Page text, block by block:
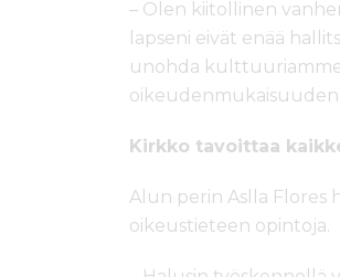
– Olen kiitollinen
lapseni eivät enää
unohda
oikeudenmukaisuuden
Kirkko tavoittaa
Alun perin Aslla Flores
oikeustieteen opintoja.